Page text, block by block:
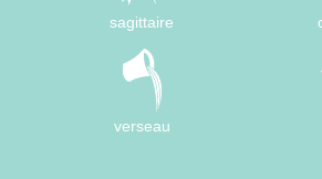
sagittaire
verseau